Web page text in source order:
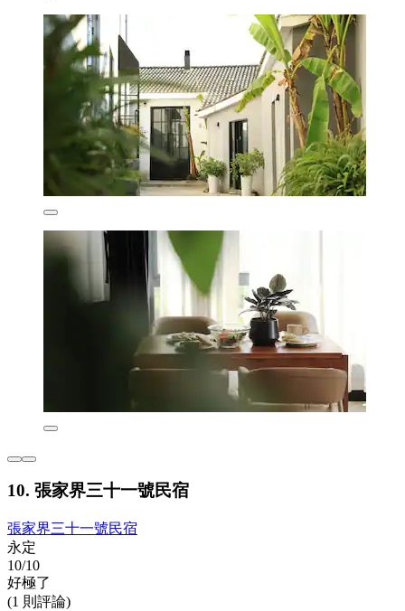
10. 張家界三十一號民宿
張家界三十一號民宿
永定
10/10
好極了
(1 則評論)